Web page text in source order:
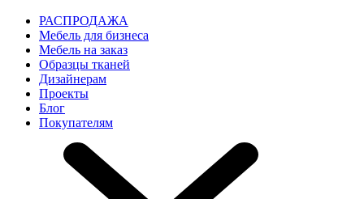
РАСПРОДАЖА
Мебель для бизнеса
Мебель на заказ
Образцы тканей
Дизайнерам
Проекты
Блог
Покупателям